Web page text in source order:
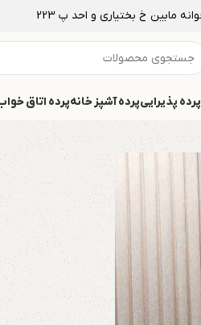
مابین خ بختیاری و احد پ 223
پرده پذیراییپرده آشپز خانهپرده اتاق